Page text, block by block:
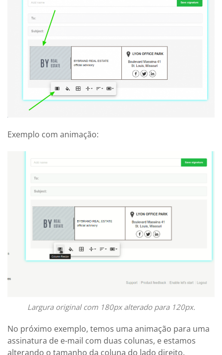
Exemplo com animação:
Largura original com 180px alterado para 120px.
No próximo exemplo, temos uma animação para uma
assinatura de e-mail com duas colunas, e estamos
alterando o tamanho da coluna do lado direito.